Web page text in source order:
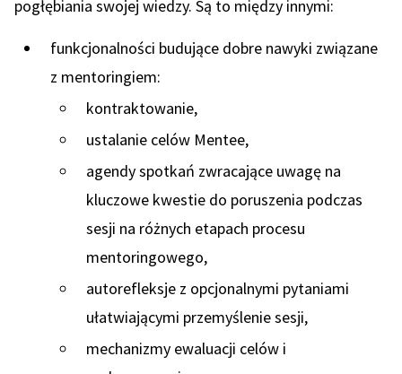
pogłębiania swojej wiedzy. Są to między innymi:
funkcjonalności budujące dobre nawyki związane
z mentoringiem:
kontraktowanie,
ustalanie celów Mentee,
agendy spotkań zwracające uwagę na
kluczowe kwestie do poruszenia podczas
sesji na różnych etapach procesu
mentoringowego,
autorefleksje z opcjonalnymi pytaniami
ułatwiającymi przemyślenie sesji,
mechanizmy ewaluacji celów i